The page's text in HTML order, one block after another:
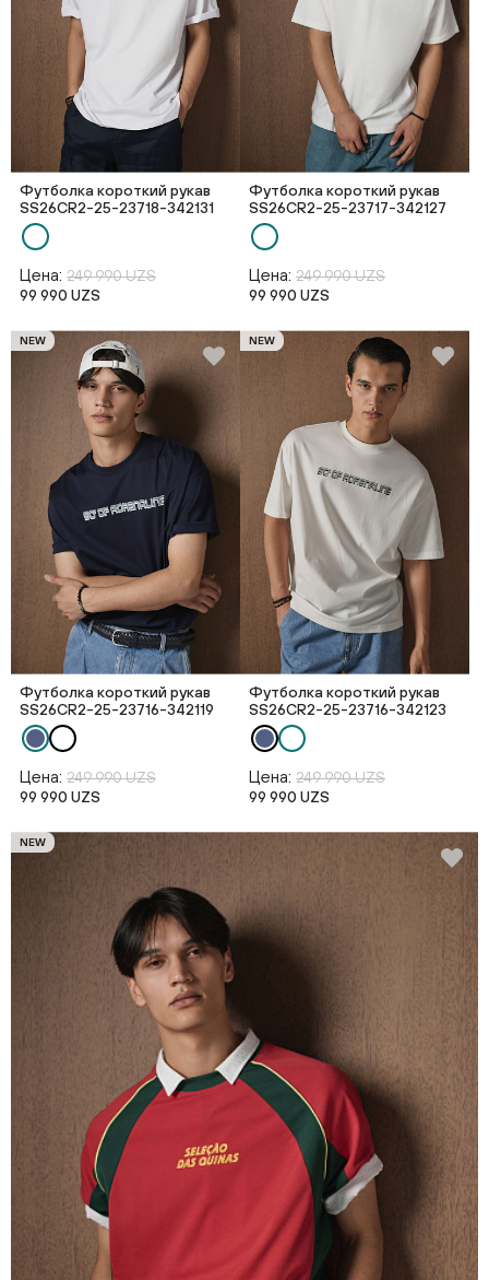
Футболка короткий рукав
SS26CR2-25-23718-342131
Цена: 249 990 UZS
99 990 UZS
Футболка короткий рукав
SS26CR2-25-23717-342127
Цена: 249 990 UZS
99 990 UZS
NEW
Футболка короткий рукав
SS26CR2-25-23716-342119
Цена: 249 990 UZS
99 990 UZS
NEW
Футболка короткий рукав
SS26CR2-25-23716-342123
Цена: 249 990 UZS
99 990 UZS
NEW